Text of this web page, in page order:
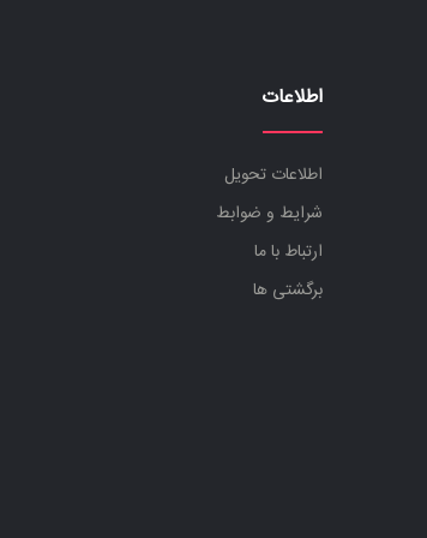
اطلاعات
اطلاعات تحویل
شرایط و ضوابط
ارتباط با ما
برگشتی ها